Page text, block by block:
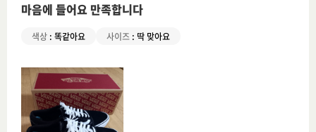
마음에 들어요 만족합니다
색상 : 똑같아요 사이즈 : 딱 맞아요